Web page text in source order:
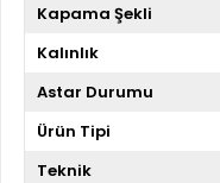
Kapama Şekli
Kalınlık
Astar Durumu
Ürün Tipi
Teknik